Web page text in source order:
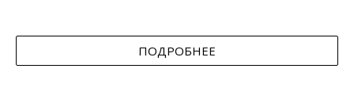
ПОДРОБНЕЕ